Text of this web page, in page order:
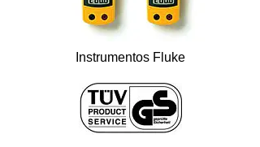
Instrumentos Fluke